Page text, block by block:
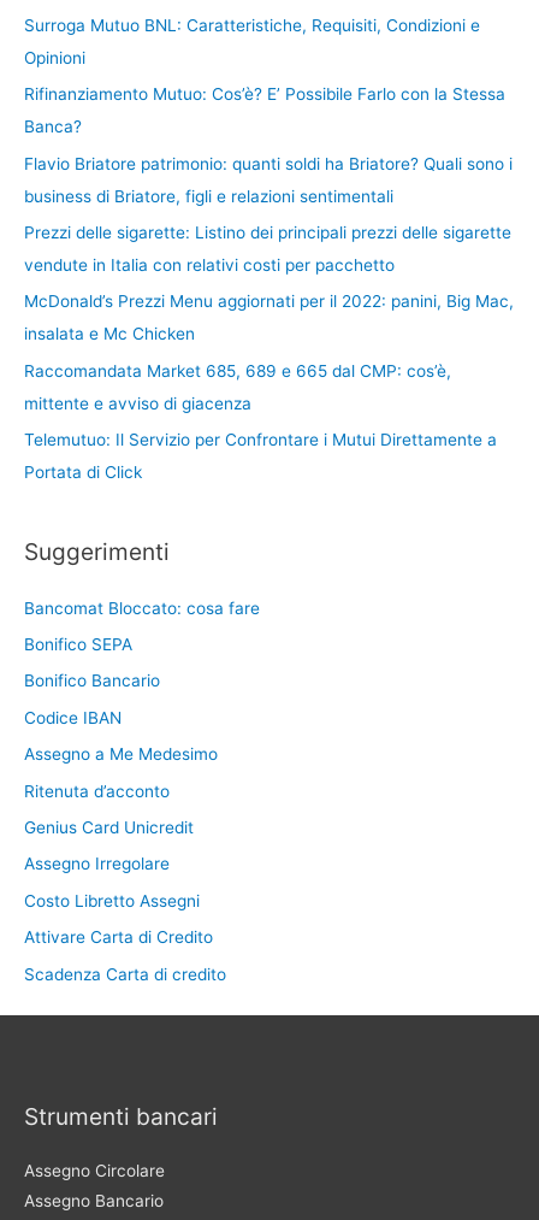
Surroga Mutuo BNL: Caratteristiche, Requisiti, Condizioni e
Opinioni
Rifinanziamento Mutuo: Cos’è? E’ Possibile Farlo con la Stessa
Banca?
Flavio Briatore patrimonio: quanti soldi ha Briatore? Quali sono i
business di Briatore, figli e relazioni sentimentali
Prezzi delle sigarette: Listino dei principali prezzi delle sigarette
vendute in Italia con relativi costi per pacchetto
McDonald’s Prezzi Menu aggiornati per il 2022: panini, Big Mac,
insalata e Mc Chicken
Raccomandata Market 685, 689 e 665 dal CMP: cos’è,
mittente e avviso di giacenza
Telemutuo: Il Servizio per Confrontare i Mutui Direttamente a
Portata di Click
Suggerimenti
Bancomat Bloccato: cosa fare
Bonifico SEPA
Bonifico Bancario
Codice IBAN
Assegno a Me Medesimo
Ritenuta d’acconto
Genius Card Unicredit
Assegno Irregolare
Costo Libretto Assegni
Attivare Carta di Credito
Scadenza Carta di credito
Strumenti bancari
Assegno Circolare
Assegno Bancario